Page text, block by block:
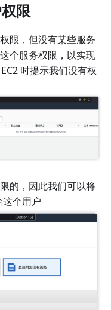
限
限，但没有某些服务
个服务权限，以实现
时提示我们没有权
的，因此我们可以将
个用户